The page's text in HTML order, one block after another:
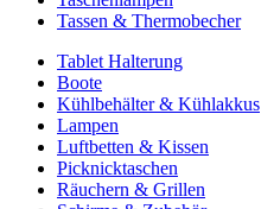
Tassen & Thermobecher
Tablet Halterung
Boote
Kühlbehälter & Kühlakkus
Lampen
Luftbetten & Kissen
Picknicktaschen
Räuchern & Grillen